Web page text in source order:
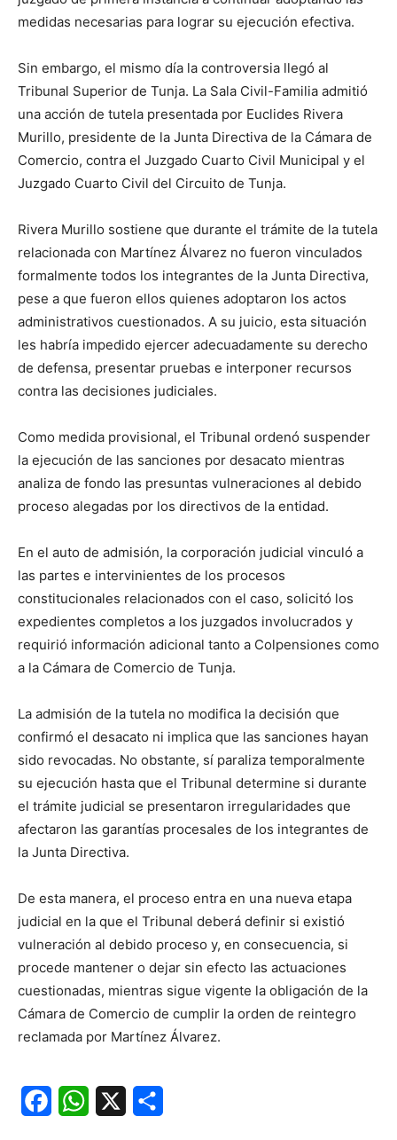
medidas necesarias para lograr su ejecución efectiva.
Sin embargo, el mismo día la controversia llegó al
Tribunal Superior de Tunja. La Sala Civil-Familia admitió
una acción de tutela presentada por Euclides Rivera
Murillo, presidente de la Junta Directiva de la Cámara de
Comercio, contra el Juzgado Cuarto Civil Municipal y el
Juzgado Cuarto Civil del Circuito de Tunja.
Rivera Murillo sostiene que durante el trámite de la tutela
relacionada con Martínez Álvarez no fueron vinculados
formalmente todos los integrantes de la Junta Directiva,
pese a que fueron ellos quienes adoptaron los actos
administrativos cuestionados. A su juicio, esta situación
les habría impedido ejercer adecuadamente su derecho
de defensa, presentar pruebas e interponer recursos
contra las decisiones judiciales.
Como medida provisional, el Tribunal ordenó suspender
la ejecución de las sanciones por desacato mientras
analiza de fondo las presuntas vulneraciones al debido
proceso alegadas por los directivos de la entidad.
En el auto de admisión, la corporación judicial vinculó a
las partes e intervinientes de los procesos
constitucionales relacionados con el caso, solicitó los
expedientes completos a los juzgados involucrados y
requirió información adicional tanto a Colpensiones como
a la Cámara de Comercio de Tunja.
La admisión de la tutela no modifica la decisión que
confirmó el desacato ni implica que las sanciones hayan
sido revocadas. No obstante, sí paraliza temporalmente
su ejecución hasta que el Tribunal determine si durante
el trámite judicial se presentaron irregularidades que
afectaron las garantías procesales de los integrantes de
la Junta Directiva.
De esta manera, el proceso entra en una nueva etapa
judicial en la que el Tribunal deberá definir si existió
vulneración al debido proceso y, en consecuencia, si
procede mantener o dejar sin efecto las actuaciones
cuestionadas, mientras sigue vigente la obligación de la
Cámara de Comercio de cumplir la orden de reintegro
reclamada por Martínez Álvarez.
FacebookWhatsApp